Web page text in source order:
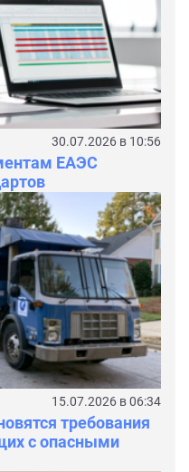
30.07.2026 в 10:56
ЕАЭС
15.07.2026 в 06:34
требования
с опасными